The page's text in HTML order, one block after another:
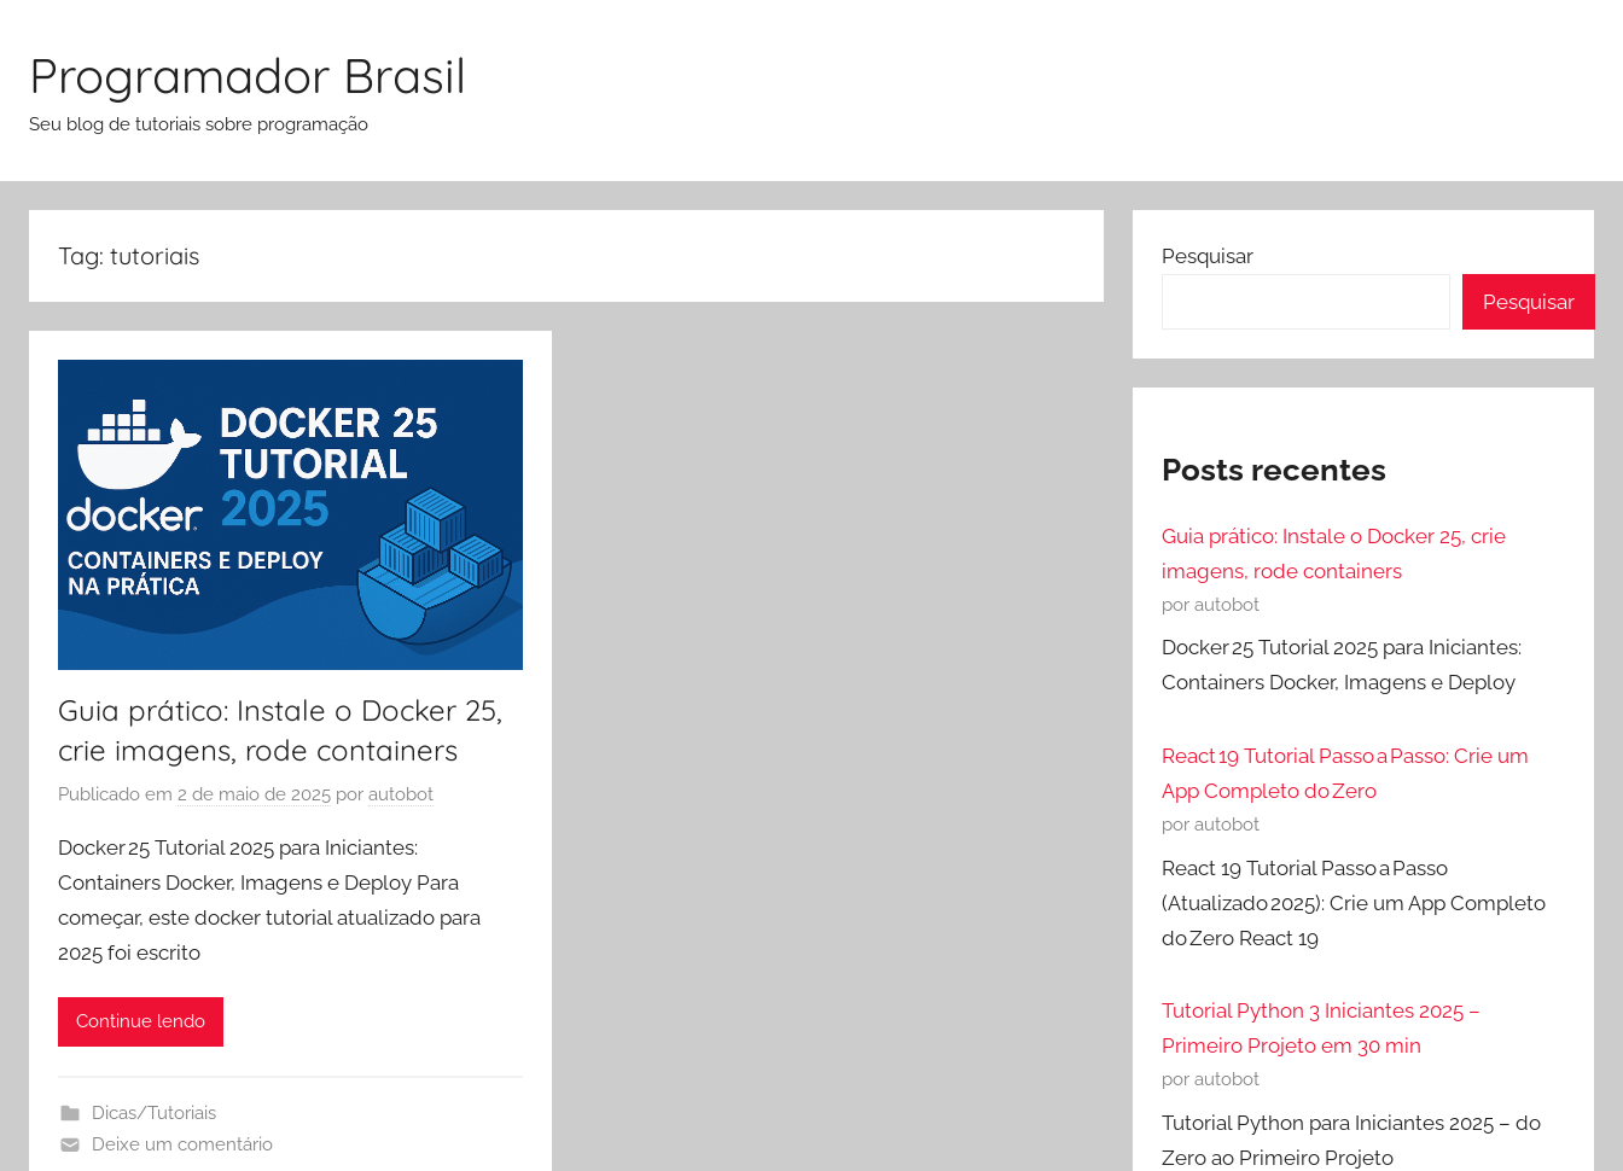
conteúdo
Programador Brasil
Seu blog de tutoriais sobre programação
Tag: tutoriais
Guia prático: Instale o Docker 25,
crie imagens, rode containers
Publicado em 2 de maio de 2025 por autobot
Docker 25 Tutorial 2025 para Iniciantes:
Containers Docker, Imagens e Deploy Para
começar, este docker tutorial atualizado para
2025 foi escrito
Continue lendo
Dicas/Tutoriais
Deixe um comentário
Pesquisar
Pesquisar
Posts recentes
Guia prático: Instale o Docker 25, crie
imagens, rode containers
por autobot
Docker 25 Tutorial 2025 para Iniciantes:
Containers Docker, Imagens e Deploy
React 19 Tutorial Passo a Passo: Crie um
App Completo do Zero
por autobot
React 19 Tutorial Passo a Passo
(Atualizado 2025): Crie um App Completo
do Zero React 19
Tutorial Python 3 Iniciantes 2025 –
Primeiro Projeto em 30 min
por autobot
Tutorial Python para Iniciantes 2025 – do
Zero ao Primeiro Projeto